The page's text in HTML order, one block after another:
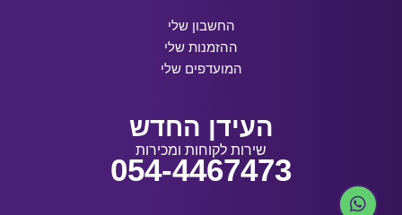
החשבון שלי
ההזמנות שלי
המועדפים שלי
העידן החדש
שירות לקוחות ומכירות
054-4467473